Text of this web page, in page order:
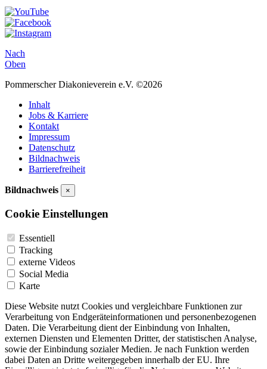
Nach
Oben
Pommerscher Diakonieverein e.V. ©2026
Inhalt
Jobs & Karriere
Kontakt
Impressum
Datenschutz
Bildnachweis
Barrierefreiheit
Bildnachweis ×
Cookie Einstellungen
Essentiell
Tracking
externe Videos
Social Media
Karte
Diese Website nutzt Cookies und vergleichbare Funktionen zur
Verarbeitung von Endgeräteinformationen und personenbezogenen
Daten. Die Verarbeitung dient der Einbindung von Inhalten,
externen Diensten und Elementen Dritter, der statistischen Analyse,
sowie der Einbindung sozialer Medien. Je nach Funktion werden
dabei Daten an Dritte weitergegeben innerhalb der EU. Ihre